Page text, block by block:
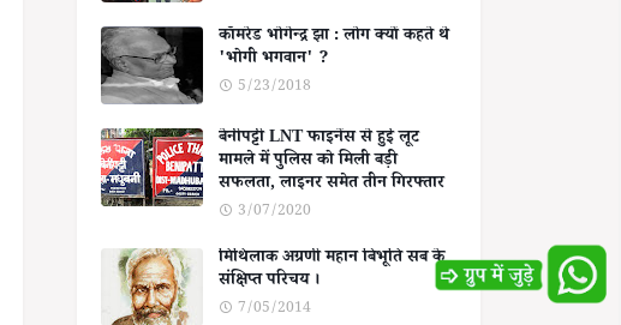
कॉमरेड भोगेन्द्र झा : लोग क्यों कहते थे
'भोगी भगवान' ?
5/23/2018
बेनीपट्टी LNT फाइनेंस से हुई लूट
मामले में पुलिस को मिली बड़ी
सफलता, लाइनर समेत तीन गिरफ्तार
3/07/2020
मिथिलाक अग्रणी महान बिभूति सब के
संक्षिप्त परिचय ।
7/05/2014